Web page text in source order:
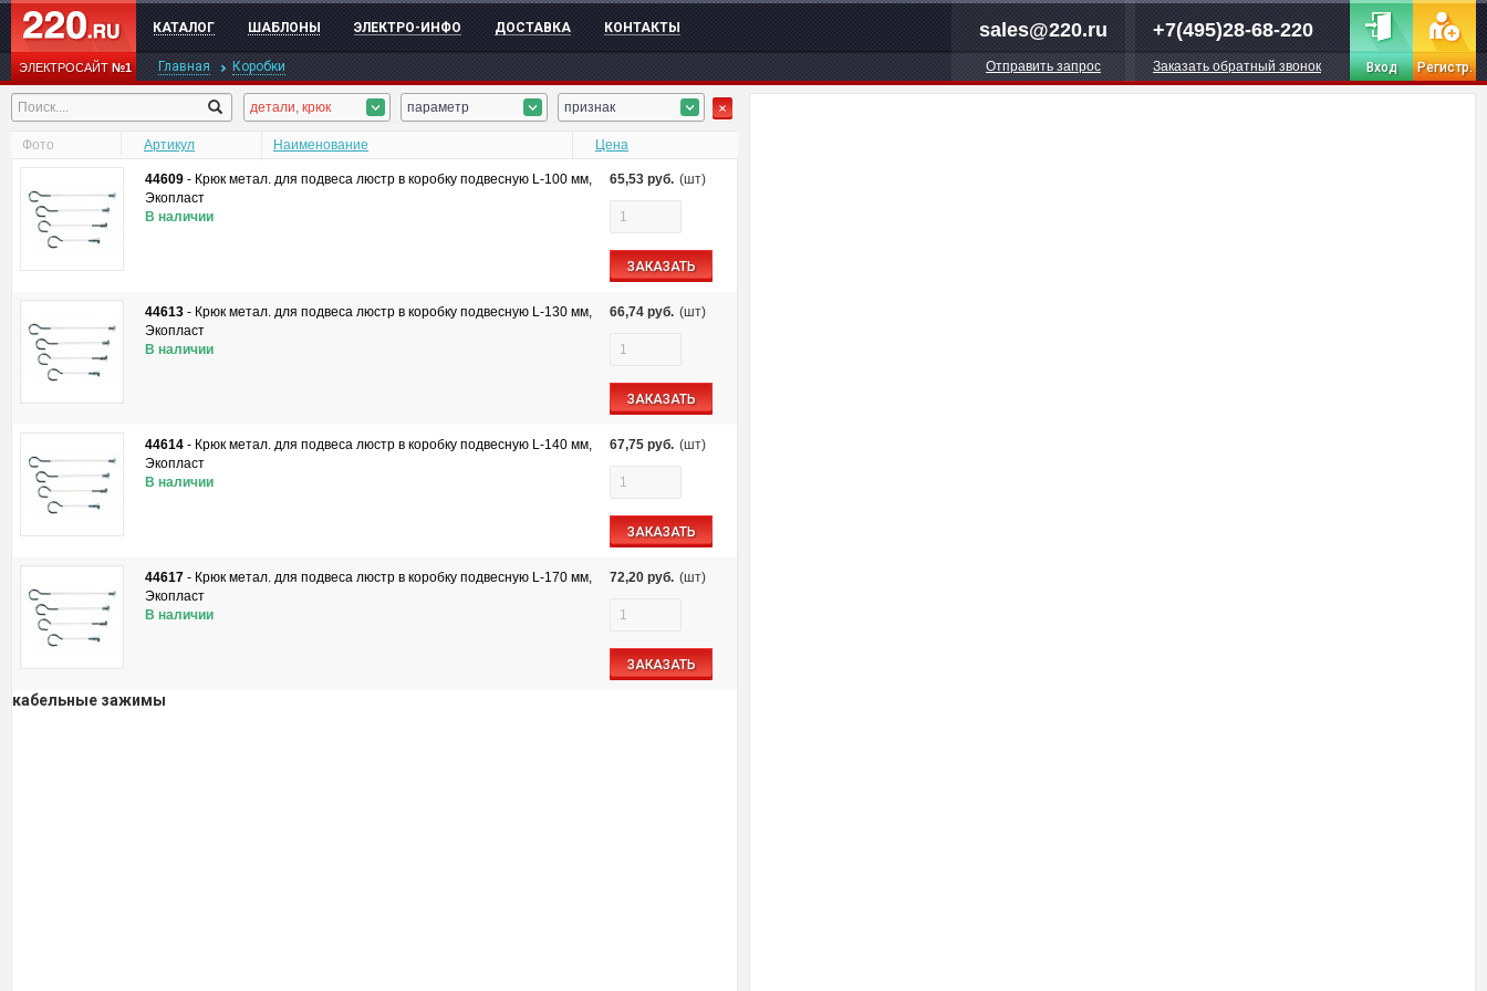
ЭЛЕКТРОСАЙТ№1
КАТАЛОГ ШАБЛОНЫ ЭЛЕКТРО-ИНФО ДОСТАВКА КОНТАКТЫ sales@220.ru
Отправить запрос
+7(495)28-68-220
Заказать обратный звонок Вход Регистр.
Главная Коробки
детали, крюк параметр признак
Фото Артикул Наименование Цена
44609 - Крюк метал. для подвеса люстр в коробку подвесную L-100 мм,
Экопласт
В наличии
65,53 руб. (шт)
ЗАКАЗАТЬ
44613 - Крюк метал. для подвеса люстр в коробку подвесную L-130 мм,
Экопласт
В наличии
66,74 руб. (шт)
ЗАКАЗАТЬ
44614 - Крюк метал. для подвеса люстр в коробку подвесную L-140 мм,
Экопласт
В наличии
67,75 руб. (шт)
ЗАКАЗАТЬ
44617 - Крюк метал. для подвеса люстр в коробку подвесную L-170 мм,
Экопласт
В наличии
72,20 руб. (шт)
ЗАКАЗАТЬ
кабельные зажимы